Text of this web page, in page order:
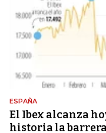
ESPAÑA
El Ibex alcanza
historia la barrera